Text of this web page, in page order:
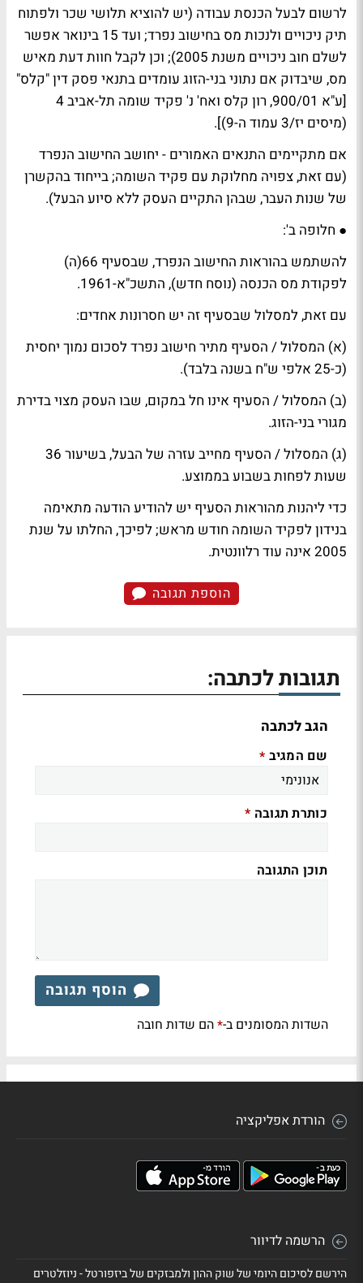
לרשום לבעל הכנסת עבודה (יש להוציא תלושי שכר ולפתוח
תיק ניכויים ולנכות מס בחישוב נפרד; ועד 15 בינואר אפשר
לשלם חוב ניכויים משנת 2005); וכן לקבל חוות דעת מאיש
מס, שיבדוק אם נתוני בני-הזוג עומדים בתנאי פסק דין "קלס"
[ע"א 900/01, רון קלס ואח' נ' פקיד שומה תל-אביב 4
(מיסים יז/3 עמוד ה-9)].
אם מתקיימים התנאים האמורים - יחושב החישוב הנפרד
(עם זאת, צפויה מחלוקת עם פקיד השומה; בייחוד בהקשרן
של שנות העבר, שבהן התקיים העסק ללא סיוע הבעל).
● חלופה ב':
להשתמש בהוראות החישוב הנפרד, שבסעיף 66(ה)
לפקודת מס הכנסה (נוסח חדש), התשכ"א-1961.
עם זאת, למסלול שבסעיף זה יש חסרונות אחדים:
(א) המסלול / הסעיף מתיר חישוב נפרד לסכום נמוך יחסית
(כ-25 אלפי ש"ח בשנה בלבד).
(ב) המסלול / הסעיף אינו חל במקום, שבו העסק מצוי בדירת
מגורי בני-הזוג.
(ג) המסלול / הסעיף מחייב עזרה של הבעל, בשיעור 36
שעות לפחות בשבוע בממוצע.
כדי ליהנות מהוראות הסעיף יש להודיע הודעה מתאימה
בנידון לפקיד השומה חודש מראש; לפיכך, החלתו על שנת
2005 אינה עוד רלוונטית.
הוספת תגובה
תגובות לכתבה:
הגב לכתבה
שם המגיב *
כותרת תגובה *
תוכן התגובה
הוסף תגובה
השדות המסומנים ב-*הם שדות חובה
הורדת אפליקציה
הרשמה לדיוור
הירשם לסיכום היומי של שוק ההון ולמבזקים של ביזפורטל - ניוזלטרים